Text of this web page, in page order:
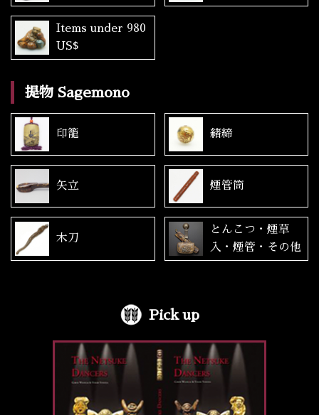
Items under 980
US$
提物 Sagemono
印籠 緒締
矢立 煙管筒
木刀
とんこつ・煙草
入・煙管・その他
Pick up